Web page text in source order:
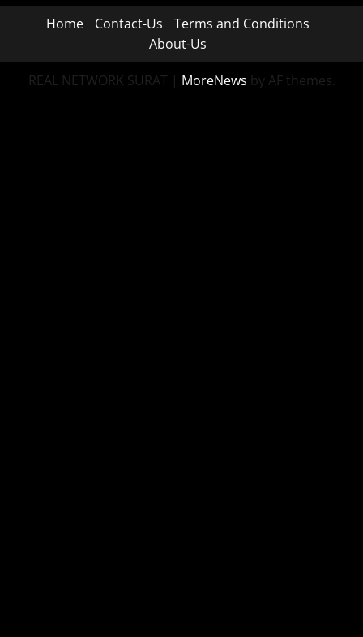
Home Contact-Us
Terms and Conditions
About-Us
REAL NETWORK SURAT | MoreNews by AF themes.